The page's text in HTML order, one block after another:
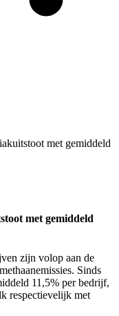
met gemiddeld
met gemiddeld
zijn volop aan de
Sinds
11,5% per bedrijf,
respectievelijk met